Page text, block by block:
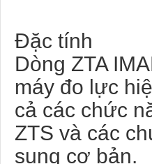
Đặc tính
Dòng ZTA
máy đo lực
cả các chức
ZTS và các
sung cơ bản.